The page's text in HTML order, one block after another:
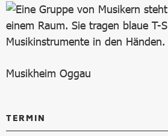
Musikheim Oggau
TERMIN